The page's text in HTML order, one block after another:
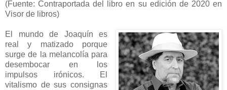
(Fuente: Contraportada del libro en su edición de 2020 en
Visor de libros)
El mundo de Joaquín es
real y matizado porque
surge de la melancolía para
desembocar en los
impulsos irónicos. El
vitalismo de sus consignas